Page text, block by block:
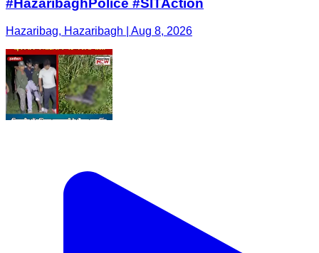
#HazaribaghPolice #SITAction
Hazaribag, Hazaribagh | Aug 8, 2026